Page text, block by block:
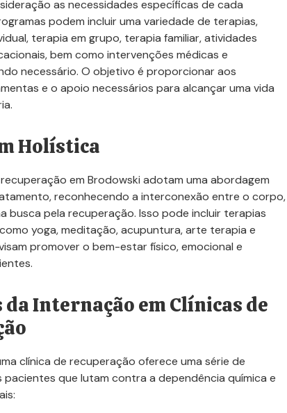
as necessidades específicas de cada
podem incluir uma variedade de terapias,
terapia em grupo, terapia familiar, atividades
bem como intervenções médicas e
necessário. O objetivo é proporcionar aos
e o apoio necessários para alcançar uma vida
Holística
em Brodowski adotam uma abordagem
reconhecendo a interconexão entre o corpo,
busca pela recuperação. Isso pode incluir terapias
yoga, meditação, acupuntura, arte terapia e
promover o bem-estar físico, emocional e
Internação em Clínicas de
clínica de recuperação oferece uma série de
pacientes que lutam contra a dependência química e